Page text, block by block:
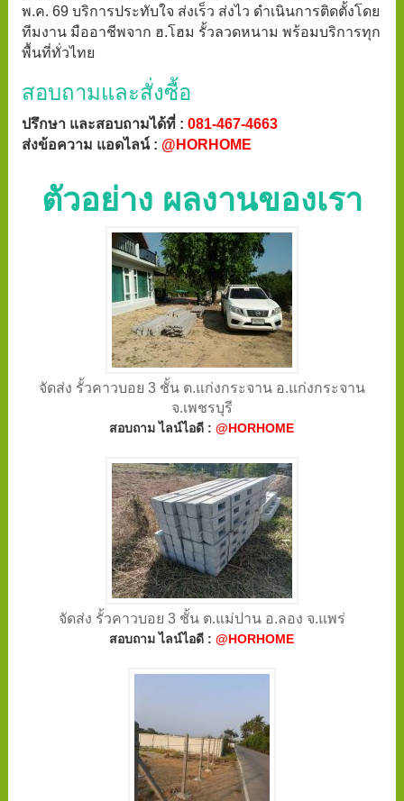
พ.ค. 69 บริการประทับใจ ส่งเร็ว ส่งไว ดำเนินการติดตั้งโดย
ทีมงาน มืออาชีพจาก ฮ.โฮม รั้วลวดหนาม พร้อมบริการทุก
พื้นที่ทั่วไทย
สอบถามและสั่งซื้อ
ปรึกษา และสอบถามได้ที่ : 081-467-4663
ส่งข้อความ แอดไลน์ : @HORHOME
ตัวอย่าง ผลงานของเรา
จัดส่ง รั้วคาวบอย 3 ชั้น ต.แก่งกระจาน อ.แก่งกระจาน
จ.เพชรบุรี
สอบถาม ไลน์ไอดี :@HORHOME
จัดส่ง รั้วคาวบอย 3 ชั้น ต.แม่ปาน อ.ลอง จ.แพร่
สอบถาม ไลน์ไอดี :@HORHOME